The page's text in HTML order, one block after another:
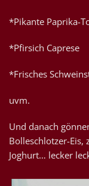
*Pikante Paprika-
*Pfirsich Caprese
*Frisches
uvm.
Und danach
Bolleschlotzer-Eis,
Joghurt… lecker